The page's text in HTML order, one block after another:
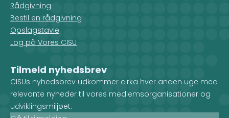
Rådgivning
Bestil en rådgivning
Opslagstavle
Log på Vores CISU
Tilmeld nyhedsbrev
CISUs nyhedsbrev udkommer cirka hver anden uge med
relevante nyheder til vores medlemsorganisationer og
udviklingsmiljøet.